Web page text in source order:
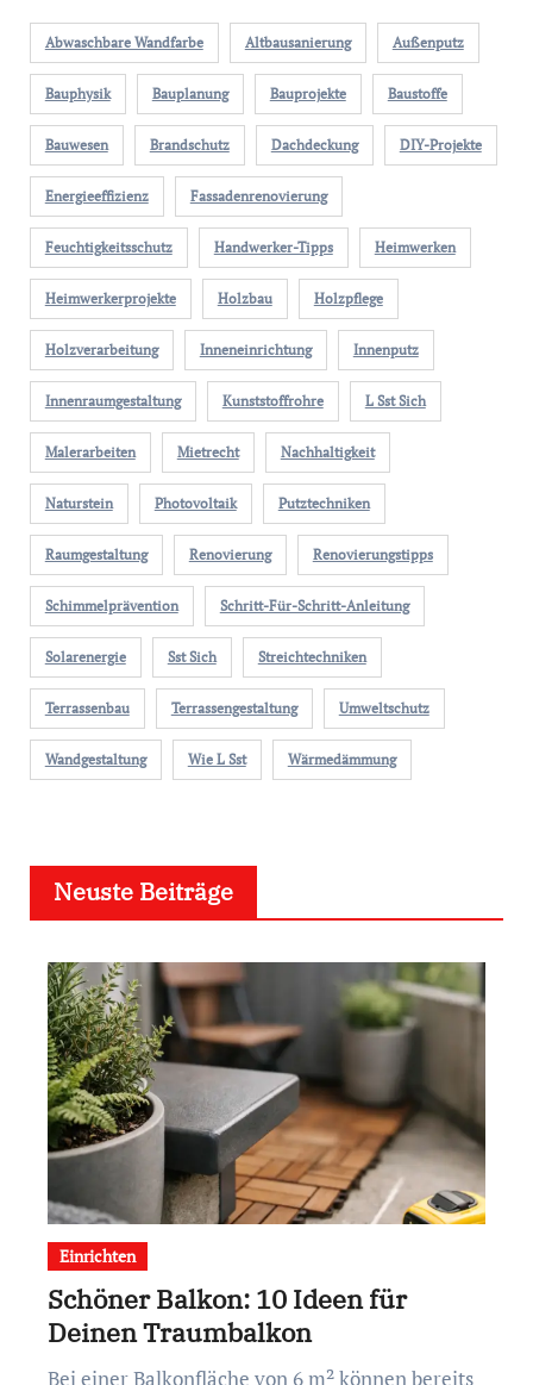
Abwaschbare Wandfarbe Altbausanierung Außenputz
Bauphysik Bauplanung Bauprojekte Baustoffe
Bauwesen Brandschutz Dachdeckung DIY-Projekte
Energieeffizienz Fassadenrenovierung
Feuchtigkeitsschutz Handwerker-Tipps Heimwerken
Heimwerkerprojekte Holzbau Holzpflege
Holzverarbeitung Inneneinrichtung Innenputz
Innenraumgestaltung Kunststoffrohre L Sst Sich
Malerarbeiten Mietrecht Nachhaltigkeit
Naturstein Photovoltaik Putztechniken
Raumgestaltung Renovierung Renovierungstipps
Schimmelprävention Schritt-Für-Schritt-Anleitung
Solarenergie Sst Sich Streichtechniken
Terrassenbau Terrassengestaltung Umweltschutz
Wandgestaltung Wie L Sst Wärmedämmung
Neuste Beiträge
Einrichten
Schöner Balkon: 10 Ideen für
Deinen Traumbalkon
Bei einer Balkonfläche von 6 m² können bereits